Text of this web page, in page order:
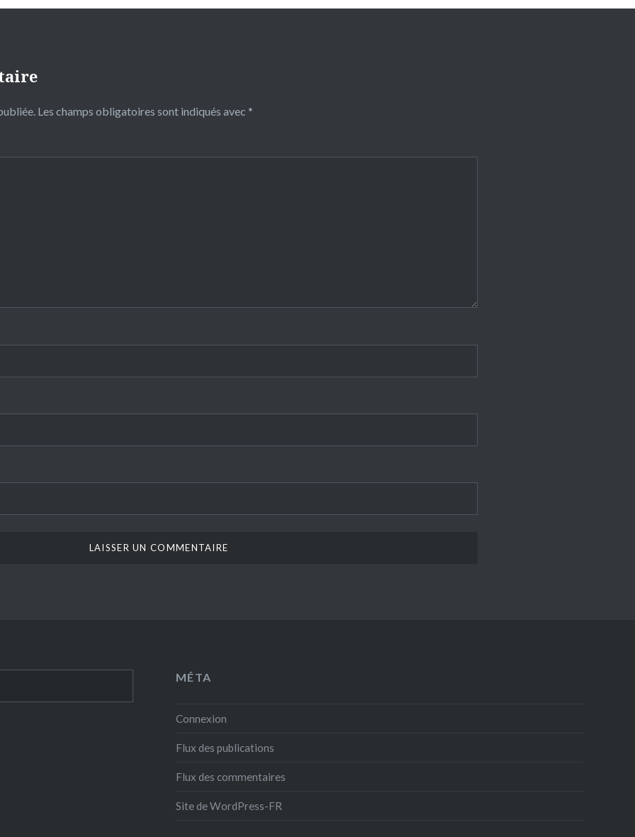
Les champs obligatoires sont indiqués avec *
MÉTA
Connexion
Flux des publications
Flux des commentaires
Site de WordPress-FR